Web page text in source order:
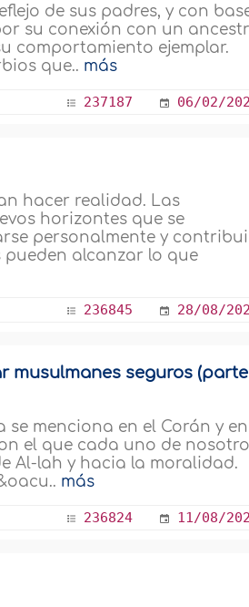
de sus padres, y con
su conexión con un
comportamiento ejemplar.
que.. más
237187 06/02/
hacer realidad. Las
horizontes que se
personalmente y
pueden alcanzar lo que
236845 28/08/
seguros
menciona en el Corán y
el que cada uno de
Al-lah y hacia la moralidad.
más
236824 11/08/